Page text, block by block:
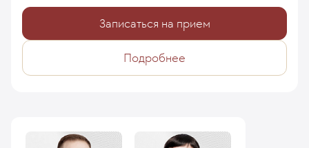
Записаться на прием
Подробнее